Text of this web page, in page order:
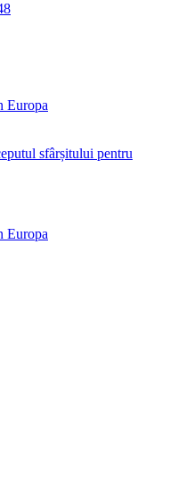
Europa
sfârșitului pentru
Europa